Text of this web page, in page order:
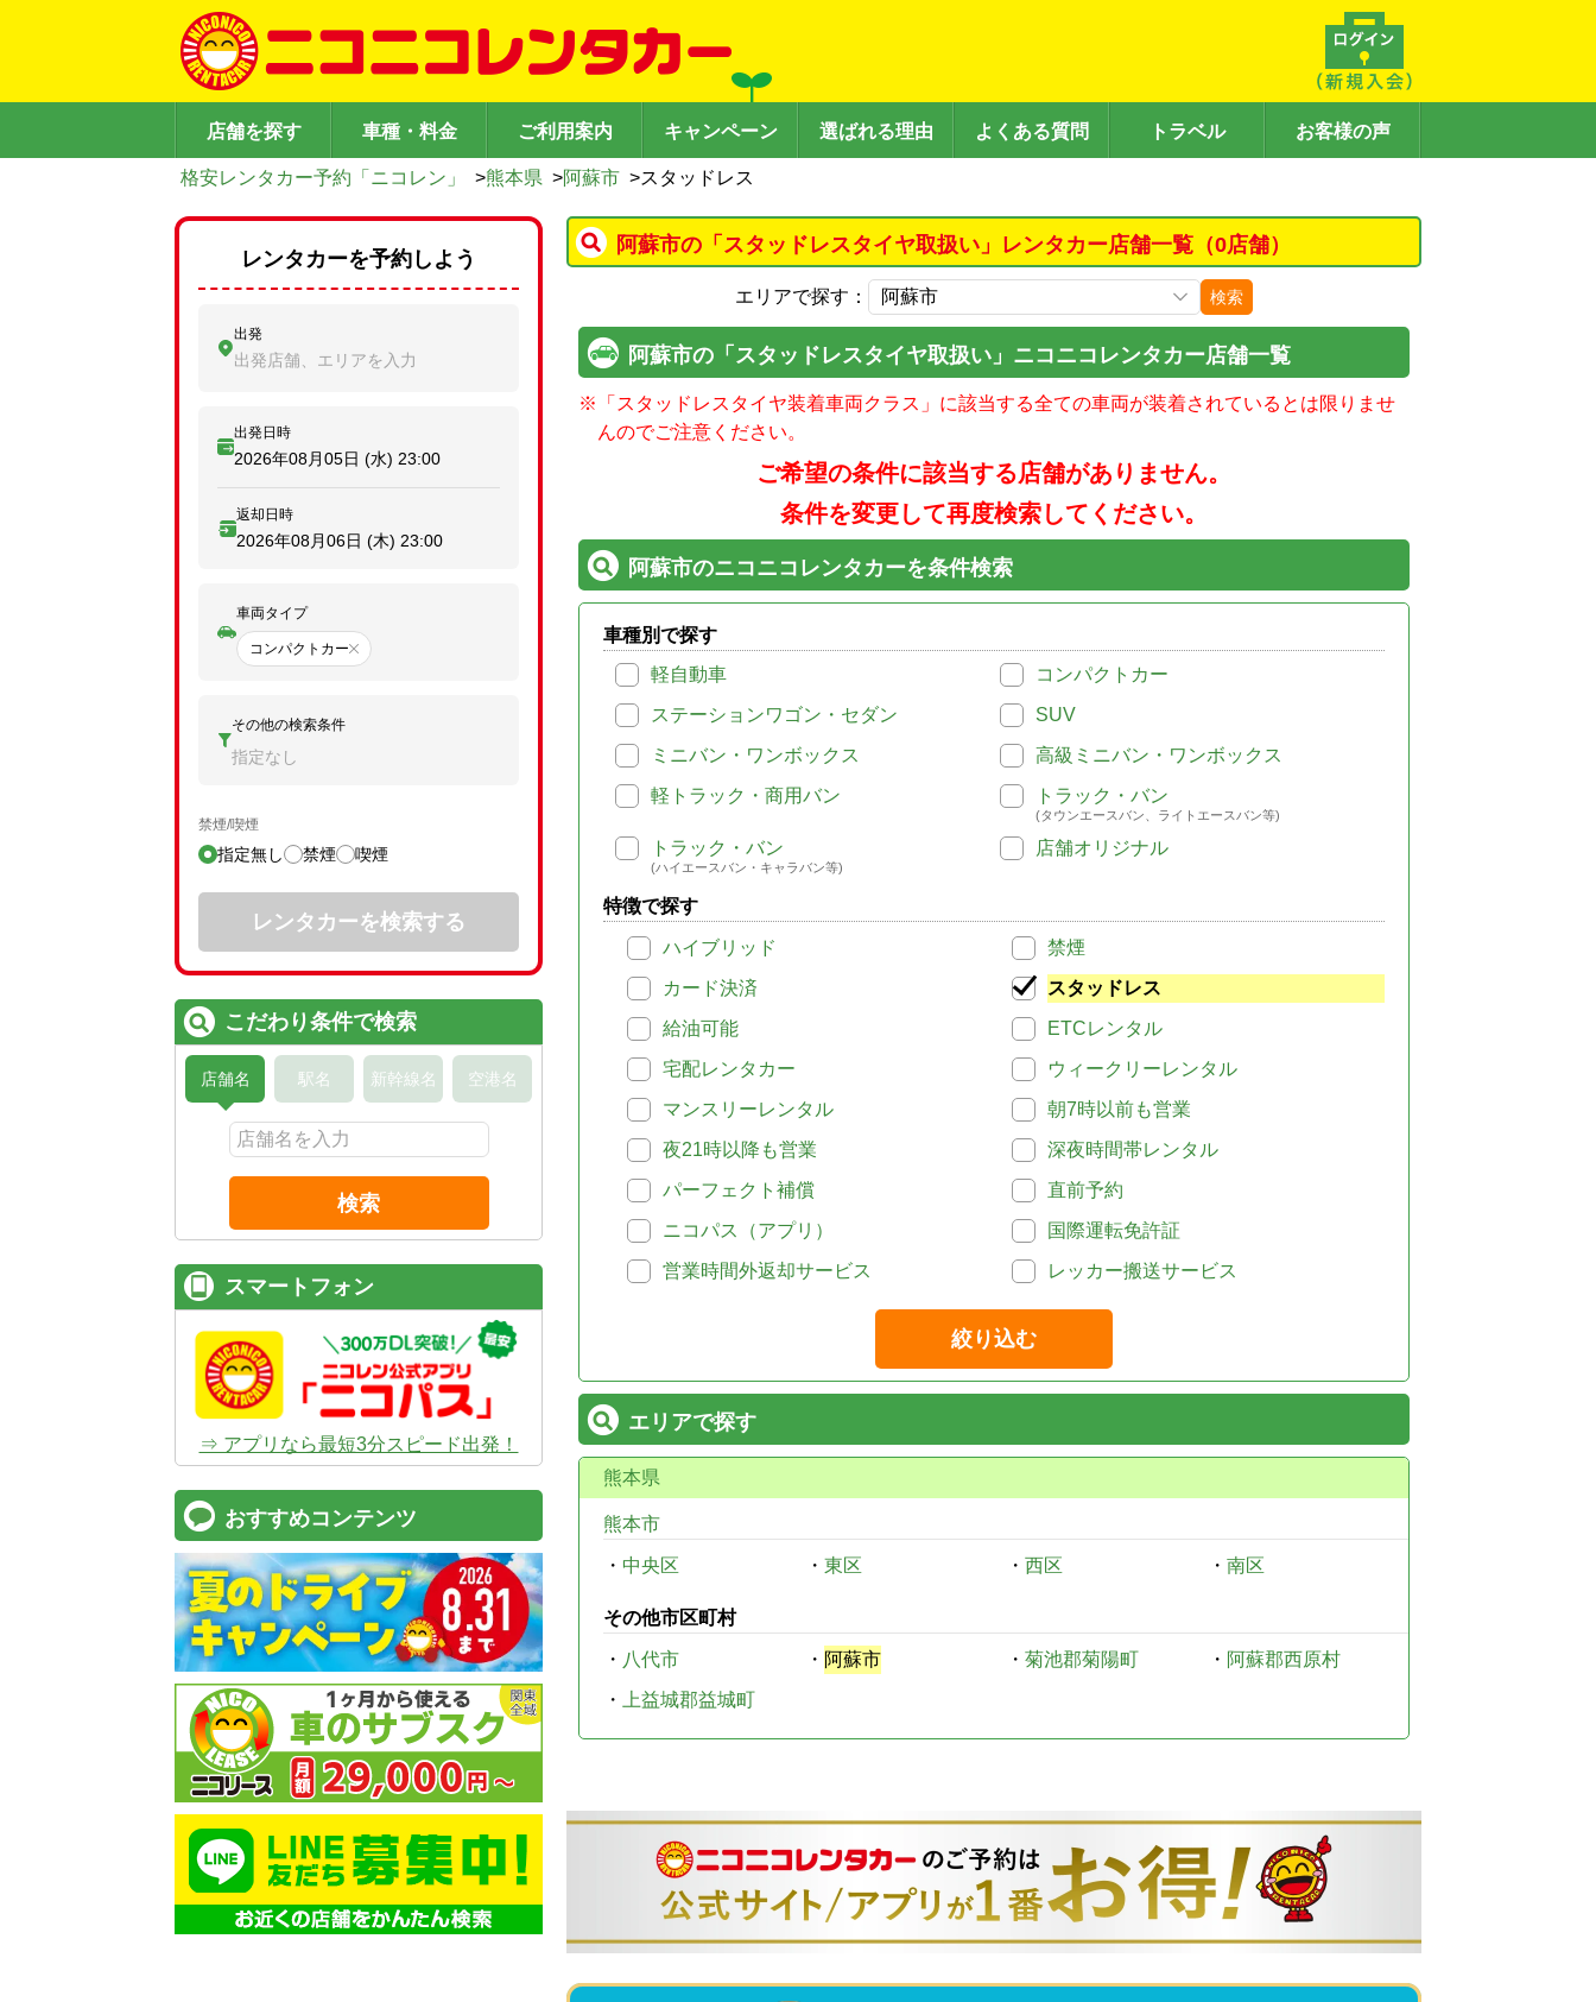
店舗を探す 車種・料金 ご利用案内 キャンペーン 選ばれる理由 よくある質問 トラベル お客様の声
格安レンタカー予約「ニコレン」 >熊本県 >阿蘇市 >スタッドレス
阿蘇市の「スタッドレスタイヤ取扱い」レンタカー店舗一覧（0店舗）
エリアで探す： 検索
阿蘇市の「スタッドレスタイヤ取扱い」ニコニコレンタカー店舗一覧
※
「スタッドレスタイヤ装着車両クラス」に該当する全ての車両が装着されているとは限りませ
んのでご注意ください。
ご希望の条件に該当する店舗がありません。
条件を変更して再度検索してください。
阿蘇市のニコニコレンタカーを条件検索
車種別で探す
軽自動車
コンパクトカー
ステーションワゴン・セダン
SUV
ミニバン・ワンボックス
高級ミニバン・ワンボックス
軽トラック・商用バン
トラック・バン
(タウンエースバン、ライトエースバン等)
トラック・バン
(ハイエースバン・キャラバン等)
店舗オリジナル
特徴で探す
ハイブリッド
禁煙
カード決済
スタッドレス
給油可能
ETCレンタル
宅配レンタカー
ウィークリーレンタル
マンスリーレンタル
朝7時以前も営業
夜21時以降も営業
深夜時間帯レンタル
パーフェクト補償
直前予約
ニコパス（アプリ）
国際運転免許証
営業時間外返却サービス
レッカー搬送サービス
絞り込む
エリアで探す
熊本県
熊本市
・ 中央区 ・ 東区 ・ 西区 ・ 南区
その他市区町村
・ 八代市 ・ 阿蘇市 ・ 菊池郡菊陽町 ・ 阿蘇郡西原村
・
上益城郡益城町
レンタカーを予約しよう
出発
出発店舗、エリアを入力
出発日時
2026年08月05日 (水) 23:00
返却日時
2026年08月06日 (木) 23:00
車両タイプ
コンパクトカー
その他の検索条件
指定なし
禁煙/喫煙
指定無し 禁煙 喫煙
レンタカーを検索する
こだわり条件で検索
店舗名 駅名 新幹線名 空港名
検索
スマートフォン
⇒ アプリなら最短3分スピード出発！
おすすめコンテンツ